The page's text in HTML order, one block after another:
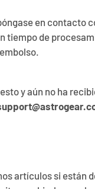
en contacto
tiempo de
y aún no ha
artículos si están